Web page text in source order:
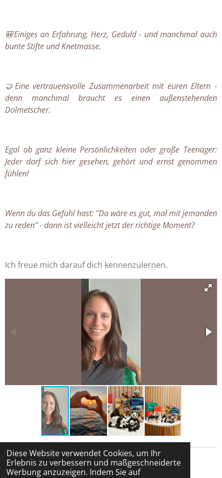
Diese Website verwendet Cookies, um Ihr
Erlebnis zu verbessern und maßgeschneiderte
Werbung anzuzeigen. Indem Sie auf
🎒Einiges an Erfahrung, Herz, Geduld - und manchmal auch
bunte Stifte und Knetmasse.
🤝Eine vertrauensvolle Zusammenarbeit mit euren Eltern -
denn manchmalbraucht es einen außenstehenden
Dolmetscher.
Egal ob ganz kleine Persönlichkeiten oder große Teenager:
Jeder darf sich hier gesehen, gehört und ernst genommen
fühlen!
Wenn du das Gefühl hast: "Da wäre es gut, mal mit jemanden
zu reden" - dann ist vielleicht jetzt der richtige Moment?
Ich freue mich darauf dich kennenzulernen.
© 2025 Mag. Elke Sorlini-Drexler, Klinische und
Gesundheitspsychologie